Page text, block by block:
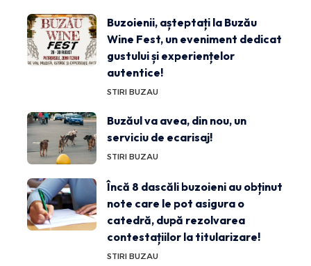
Buzoienii, așteptați la Buzău
Wine Fest, un eveniment dedicat
gustului și experiențelor
autentice!
STIRI BUZAU
Buzăul va avea, din nou, un
serviciu de ecarisaj!
STIRI BUZAU
Încă 8 dascăli buzoieni au obținut
note care le pot asigura o
catedră, după rezolvarea
contestațiilor la titularizare!
STIRI BUZAU